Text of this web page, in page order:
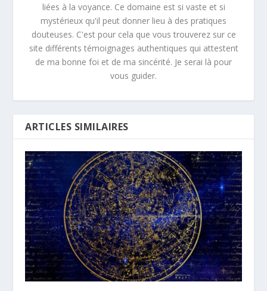
liées à la voyance. Ce domaine est si vaste et si
mystérieux qu'il peut donner lieu à des pratiques
douteuses. C'est pour cela que vous trouverez sur ce
site différents témoignages authentiques qui attestent
de ma bonne foi et de ma sincérité. Je serai là pour
vous guider.
ARTICLES SIMILAIRES